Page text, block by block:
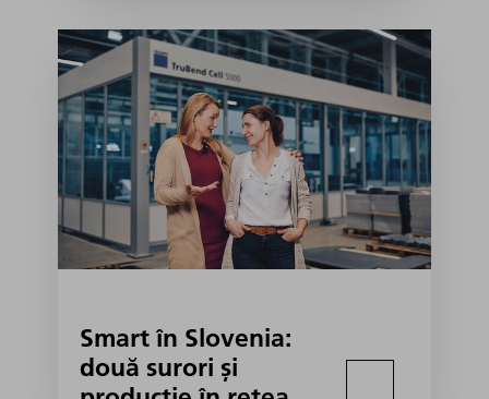
Smart în Slovenia:
două surori și